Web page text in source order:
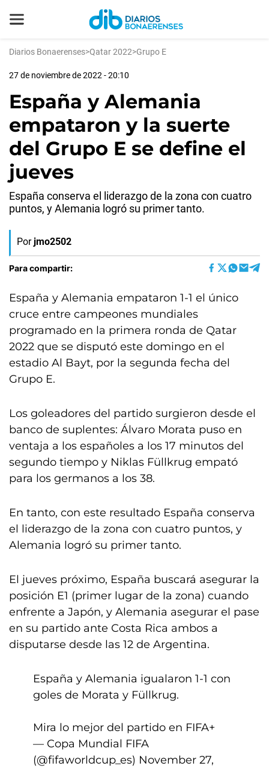
Diarios Bonaerenses>Qatar 2022>Grupo E
27 de noviembre de 2022 - 20:10
España y Alemania
empataron y la suerte
del Grupo E se define el
jueves
España conserva el liderazgo de la zona con cuatro
puntos, y Alemania logró su primer tanto.
Por jmo2502
Para compartir:
España y Alemania empataron 1-1 el único
cruce entre campeones mundiales
programado en la primera ronda de Qatar
2022 que se disputó este domingo en el
estadio Al Bayt, por la segunda fecha del
Grupo E.
Los goleadores del partido surgieron desde el
banco de suplentes: Álvaro Morata puso en
ventaja a los españoles a los 17 minutos del
segundo tiempo y Niklas Füllkrug empató
para los germanos a los 38.
En tanto, con este resultado España conserva
el liderazgo de la zona con cuatro puntos, y
Alemania logró su primer tanto.
El jueves próximo, España buscará asegurar la
posición E1 (primer lugar de la zona) cuando
enfrente a Japón, y Alemania asegurar el pase
en su partido ante Costa Rica ambos a
disputarse desde las 12 de Argentina.
España y Alemania igualaron 1-1 con
goles de Morata y Füllkrug.
Mira lo mejor del partido en FIFA+
— Copa Mundial FIFA
(@fifaworldcup_es) November 27,